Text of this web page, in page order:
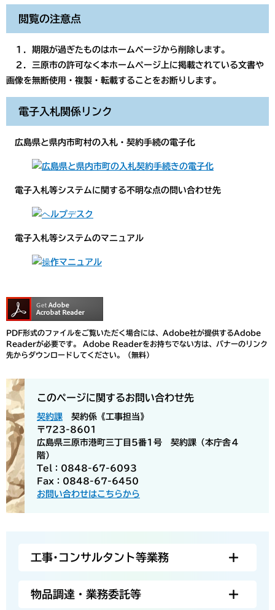
閲覧の注意点
１．期限が過ぎたものはホームページから削除します。
２．三原市の許可なく本ホームページ上に掲載されている文書や
画像を無断使用・複製・転載することをお断りします。
電子入札関係リンク
広島県と県内市町村の入札・契約手続の電子化
電子入札等システムに関する不明な点の問い合わせ先
電子入札等システムのマニュアル
PDF形式のファイルをご覧いただく場合には、Adobe社が提供するAdobe
Readerが必要です。
Adobe Readerをお持ちでない方は、バナーのリンク
先からダウンロードしてください。（無料）
このページに関するお問い合わせ先
契約課
契約係《工事担当》
〒723-8601
広島県三原市港町三丁目5番1号 契約課（本庁舎４
階）
Tel：0848-67-6093
Fax：0848-67-6450
お問い合わせはこちらから
工事･コンサルタント等業務
物品調達・業務委託等